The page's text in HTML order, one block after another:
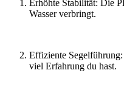
Erhöhte Stabilität: Die
Wasser verbringt.
Effiziente Segelführung:
viel Erfahrung du hast.